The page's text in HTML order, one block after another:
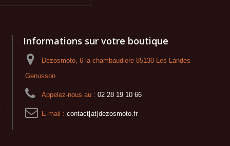
Informations sur votre boutique
Dezosmoto, 6 la chambaudiere 85130 Les Landes
Genusson
Appelez-nous au : 02 28 19 10 66
E-mail : contact[at]dezosmoto.fr